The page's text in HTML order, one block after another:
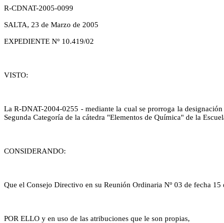
R-CDNAT-2005-0099
SALTA, 23 de Marzo de 2005
EXPEDIENTE Nº 10.419/02
VISTO:
La R-DNAT-2004-0255 - mediante la cual se prorroga la
Segunda Categoría de la cátedra "Elementos de Química" de la
CONSIDERANDO:
Que el Consejo Directivo en su Reunión Ordinaria Nº 03 de fecha
POR ELLO y en uso de las atribuciones que le son propias,